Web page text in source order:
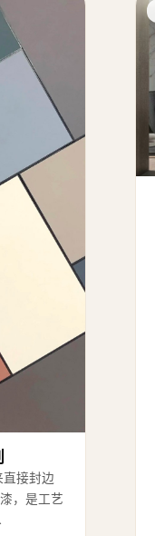
接封边
，是工艺